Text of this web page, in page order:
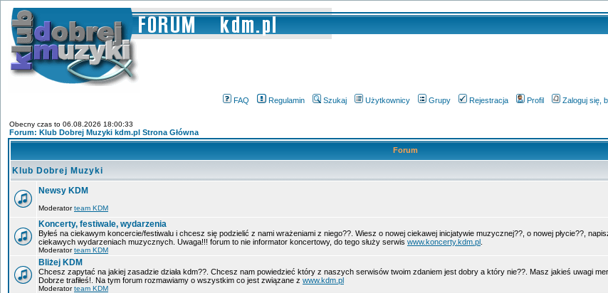
FAQ Regulamin Szukaj Użytkownicy Grupy Rejestracja Profil Zaloguj się,
Obecny czas to 06.08.2026 18:00:33
Forum: Klub Dobrej Muzyki kdm.pl Strona Główna
Forum
Klub Dobrej Muzyki
Newsy KDM
Moderatorteam KDM
Koncerty, festiwale, wydarzenia
Byłeś na ciekawym koncercie/festiwalu i chcesz się podzielić z nami wrażeniami z niego??. Wiesz o nowej ciekawej inicjatywie muzycznej??, o nowej płycie??,
ciekawych wydarzeniach muzycznych. Uwaga!!! forum to nie informator koncertowy, do tego służy serwis www.koncerty.kdm.pl
Moderatorteam KDM
Bliżej KDM
Chcesz zapytać na jakiej zasadzie działa kdm??. Chcesz nam powiedzieć który z naszych serwisów twoim zdaniem jest dobry a który nie??. Masz jakieś uwagi
Dobrze trafiłeś!. Na tym forum rozmawiamy o wszystkim co jest związane z www.kdm.pl
Moderatorteam KDM